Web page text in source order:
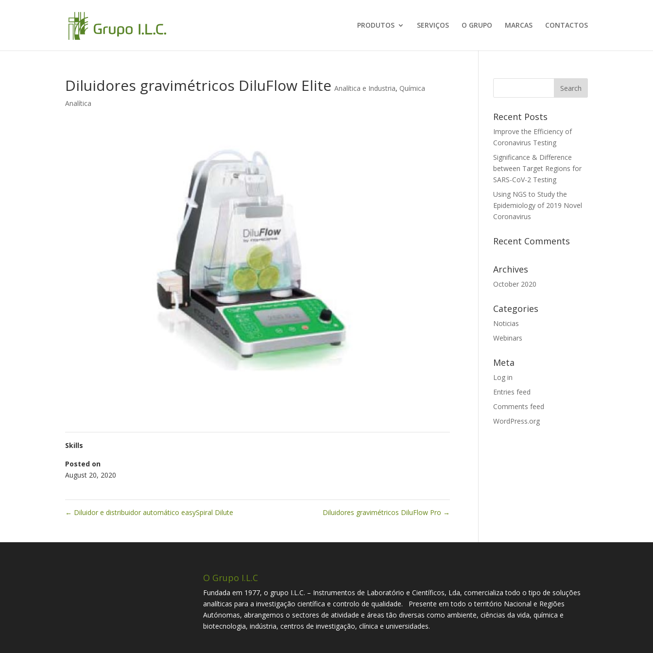
PRODUTOS SERVIÇOS O GRUPO MARCAS CONTACTOS
Diluidores gravimétricos DiluFlow Elite Analítica e Industria, Química
Analítica
Skills
Posted on
August 20, 2020
← Diluidor e distribuidor automático easySpiral Dilute Diluidores gravimétricos DiluFlow Pro →
Recent Posts
Improve the Efficiency of
Coronavirus Testing
Significance & Difference
between Target Regions for
SARS-CoV-2 Testing
Using NGS to Study the
Epidemiology of 2019 Novel
Coronavirus
Recent Comments
Archives
October 2020
Categories
Noticias
Webinars
Meta
Log in
Entries feed
Comments feed
WordPress.org
O Grupo I.L.C
Fundada em 1977, o grupo I.L.C. – Instrumentos de Laboratório e Científicos, Lda, comercializa todo o tipo de soluções
analíticas para a investigação científica e controlo de qualidade. Presente em todo o território Nacional e Regiões
Autónomas, abrangemos o sectores de atividade e áreas tão diversas como ambiente, ciências da vida, química e
biotecnologia, indústria, centros de investigação, clínica e universidades.